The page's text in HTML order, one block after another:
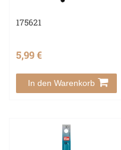
175621
5,99 €
In den Warenkorb